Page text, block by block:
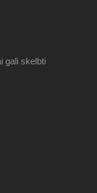
gali skelbti